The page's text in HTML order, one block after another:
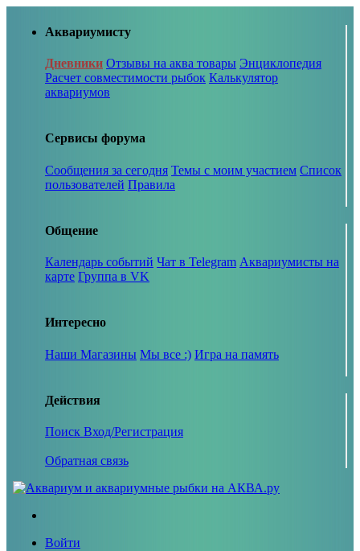
Аквариумисту
Дневники Отзывы на аква товары Энциклопедия
Расчет совместимости рыбок Калькулятор
аквариумов
Сервисы форума
Сообщения за сегодня Темы с моим участием Список
пользователей Правила
Общение
Календарь событий Чат в Telegram Аквариумисты на
карте Группа в VK
Интересно
Наши Магазины Мы все :) Игра на память
Действия
Поиск Вход/Регистрация
Обратная связь
Войти